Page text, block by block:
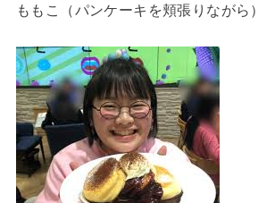
ももこ（パンケーキを頬張りながら）